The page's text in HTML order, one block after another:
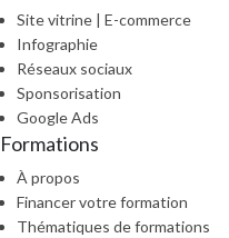
Site vitrine | E-commerce
Infographie
Réseaux sociaux
Sponsorisation
Google Ads
Formations
À propos
Financer votre formation
Thématiques de formations